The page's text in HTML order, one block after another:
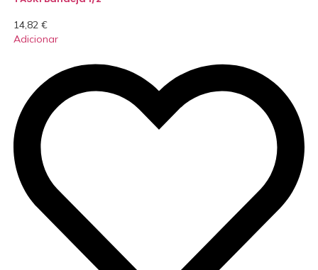
14,82 €
Adicionar